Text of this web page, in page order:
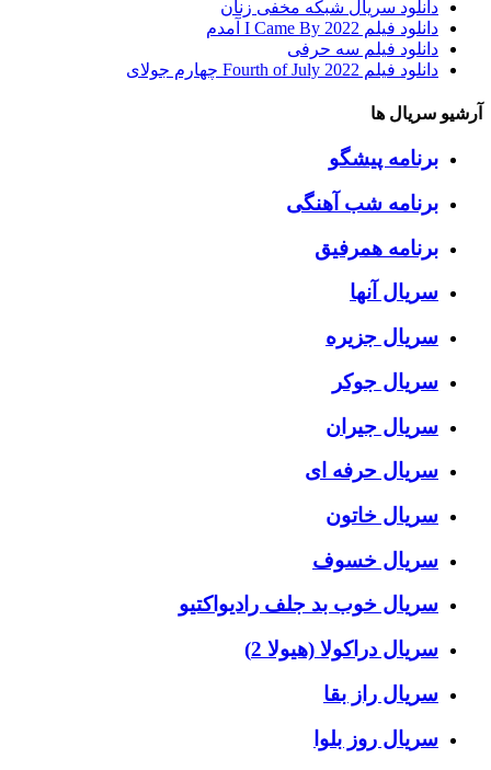
دانلود سریال شبکه مخفی زنان
دانلود فیلم I Came By 2022 آمدم
دانلود فیلم سه حرفی
دانلود فیلم Fourth of July 2022 چهارم جولای
آرشیو سریال ها
برنامه پیشگو
برنامه شب آهنگی
برنامه همرفیق
سریال آنها
سریال جزیره
سریال جوکر
سریال جیران
سریال حرفه ای
سریال خاتون
سریال خسوف
سریال خوب بد جلف رادیواکتیو
سریال دراکولا (هیولا 2)
سریال راز بقا
سریال روز بلوا